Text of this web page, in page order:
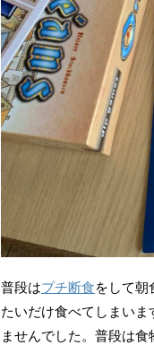
普段はプチ断食をして
たいだけ食べてしまい
ませんでした。普段は